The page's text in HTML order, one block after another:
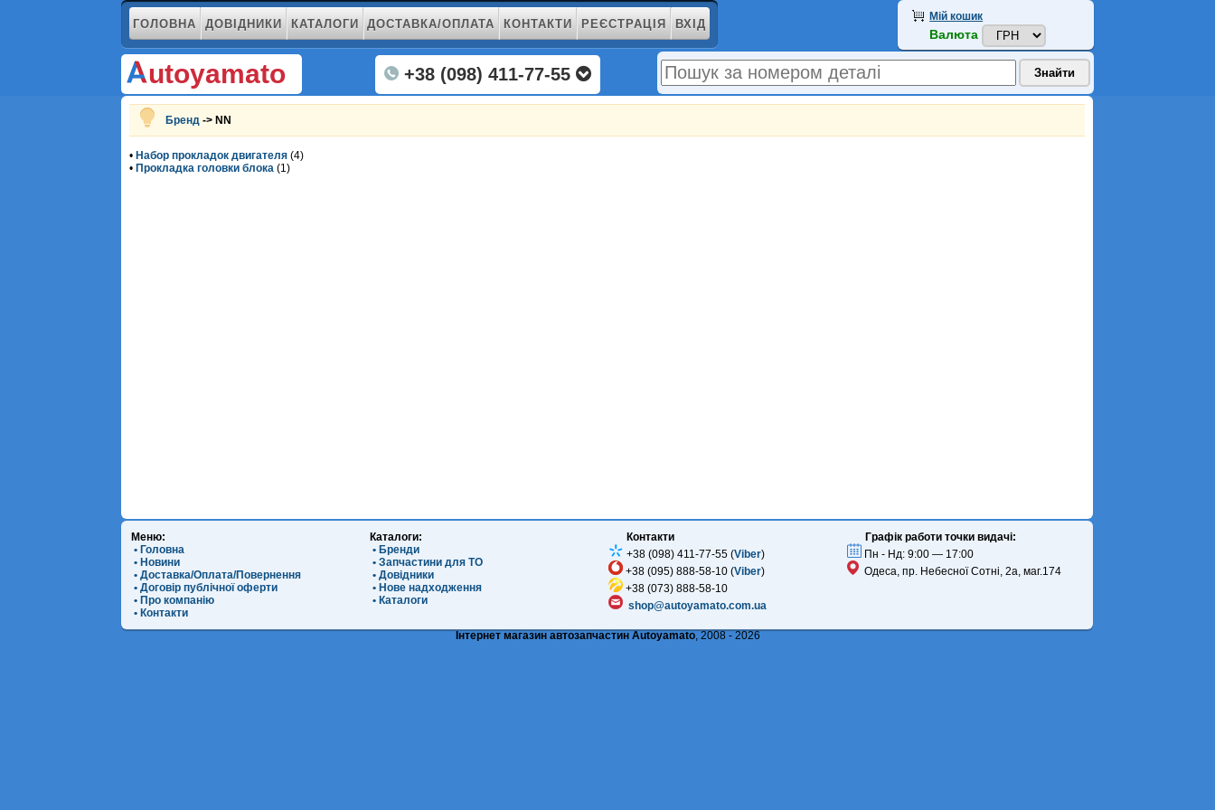
ГОЛОВНА ДОВІДНИКИ КАТАЛОГИ ДОСТАВКА/ОПЛАТА КОНТАКТИ РЕЄСТРАЦІЯ ВХІД
utoyamato +38 (098) 411-77-55
Мій кошик
Валюта
Бренд -> NN
• Набор прокладок двигателя (4)
• Прокладка головки блока (1)
Меню:
• Головна
• Новини
• Доставка/Оплата/Повернення
• Договір публічної оферти
• Про компанію
• Контакти
Каталоги:
• Бренди
• Запчастини для ТО
• Довідники
• Нове надходження
• Каталоги
Контакти
+38 (098) 411-77-55 (Viber)
+38 (095) 888-58-10 (Viber)
+38 (073) 888-58-10
shop@autoyamato.com.ua
Графік работи точки видачі:
Пн - Нд: 9:00 — 17:00
Одеса, пр. Небесної Сотні, 2а, маг.174
Інтернет магазин автозапчастин Autoyamato, 2008 - 2026